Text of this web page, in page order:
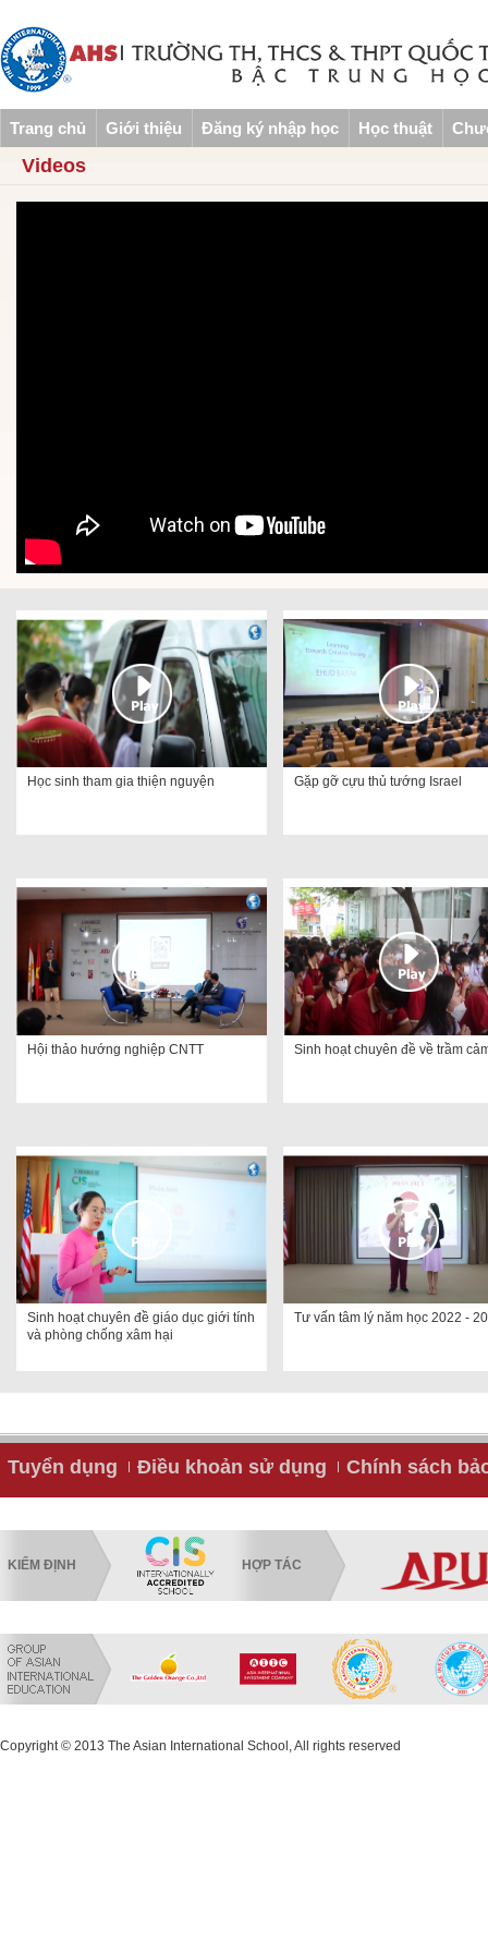
Trang chủ Giới thiệu Đăng ký nhập học Học thuật
Videos
Học sinh tham gia thiện nguyện Gặp gỡ cựu thủ tướng Israel
Hội thảo hướng nghiệp CNTT Sinh hoạt chuyên đề về trầm
Sinh hoạt chuyên đề giáo dục giới tính
và phòng chống xâm hại
Tư vấn tâm lý năm học 2022 -
Tuyển dụng Điều khoản sử dụng Chính sách
KIỂM ĐỊNH HỢP TÁC
Copyright © 2013 The Asian International School, All rights reserved